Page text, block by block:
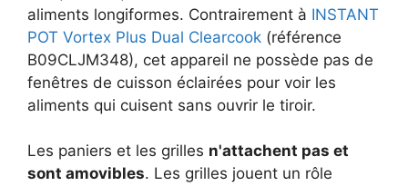
aliments longiformes. Contrairement à INSTANT
POT Vortex Plus Dual Clearcook (référence
B09CLJM348), cet appareil ne possède pas de
fenêtres de cuisson éclairées pour voir les
aliments qui cuisent sans ouvrir le tiroir.
Les paniers et les grilles n'attachent pas et
sont amovibles. Les grilles jouent un rôle